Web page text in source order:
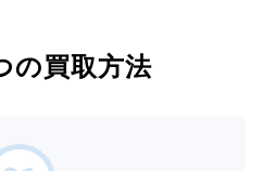
の買取方法